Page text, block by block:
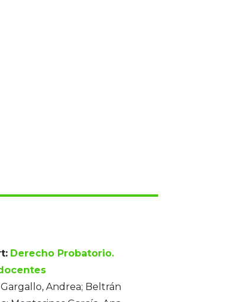
Derecho Probatorio.
Andrea; Beltrán